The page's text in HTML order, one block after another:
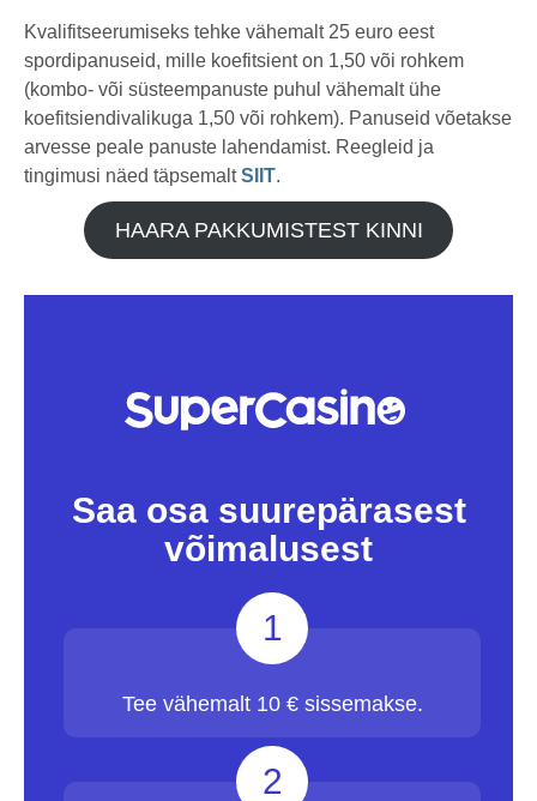
Kvalifitseerumiseks tehke vähemalt 25 euro eest
spordipanuseid, mille koefitsient on 1,50 või rohkem
(kombo- või süsteempanuste puhul vähemalt ühe
koefitsiendivalikuga 1,50 või rohkem). Panuseid võetakse
arvesse peale panuste lahendamist. Reegleid ja
tingimusi näed täpsemaltSIIT.
HAARA PAKKUMISTEST KINNI
Saa osa suurepärasest
võimalusest
1
Tee vähemalt 10 € sissemakse.
2